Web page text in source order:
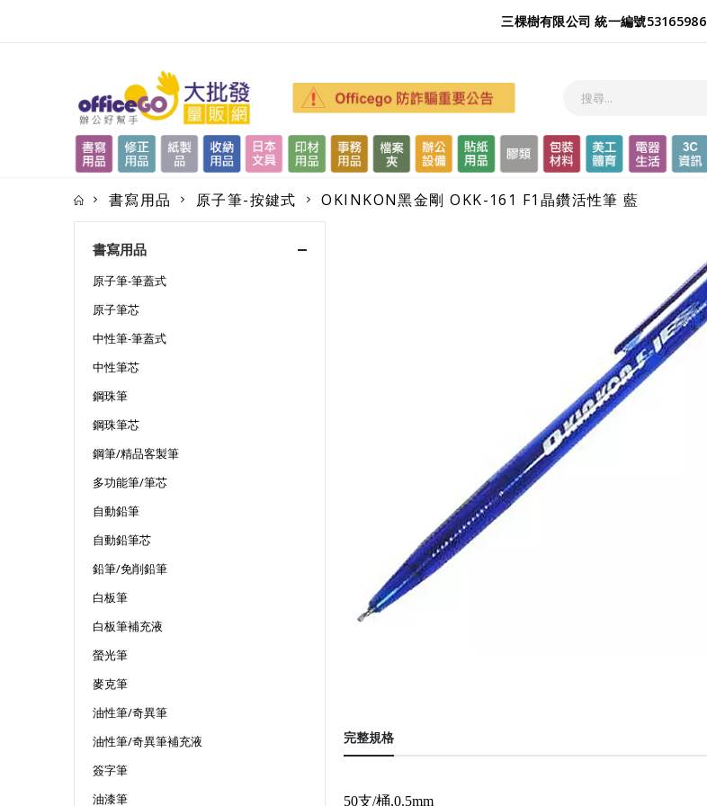
三棵樹有限公司 統一編號53165986
書寫用品 原子筆-按鍵式 OKINKON黑金剛 OKK-161 F1晶鑽活性筆 藍
書寫用品
原子筆-筆蓋式
原子筆芯
中性筆-筆蓋式
中性筆芯
鋼珠筆
鋼珠筆芯
鋼筆/精品客製筆
多功能筆/筆芯
自動鉛筆
自動鉛筆芯
鉛筆/免削鉛筆
白板筆
白板筆補充液
螢光筆
麥克筆
油性筆/奇異筆
油性筆/奇異筆補充液
簽字筆
油漆筆
完整規格
50支/桶,0.5mm